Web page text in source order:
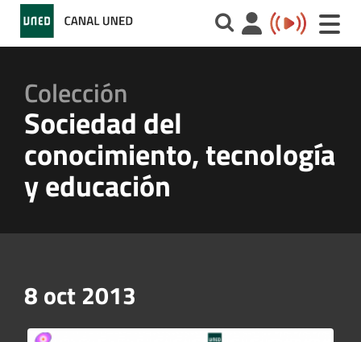
Toggle
Colección
Sociedad del
conocimiento, tecnología
y educación
8 oct 2013